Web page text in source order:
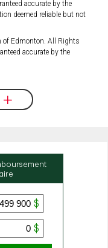
accurate by the
deemed reliable but not
of Edmonton. All Rights
accurate by the